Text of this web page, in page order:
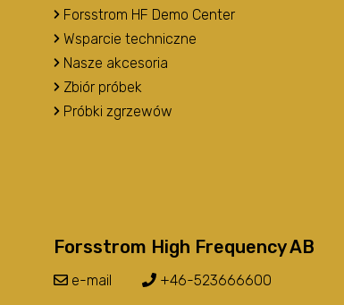
Forsstrom HF Demo Center
Wsparcie techniczne
Nasze akcesoria
Zbiór próbek
Próbki zgrzewów
Forsstrom High Frequency AB
e-mail +46-523666600